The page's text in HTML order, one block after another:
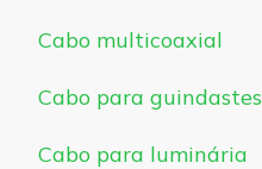
Cabo multicoaxial
Cabo para guindastes
Cabo para luminária